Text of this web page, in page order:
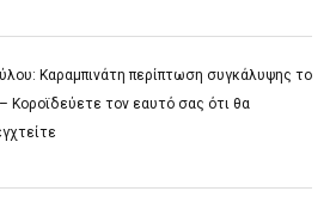
Καραμπινάτη περίπτωση συγκάλυψης το
Κοροϊδεύετε τον εαυτό σας ότι θα